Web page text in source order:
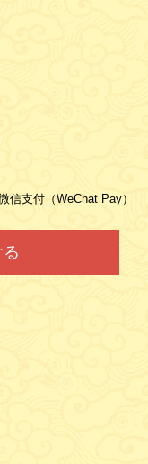
信支付（WeChat Pay）